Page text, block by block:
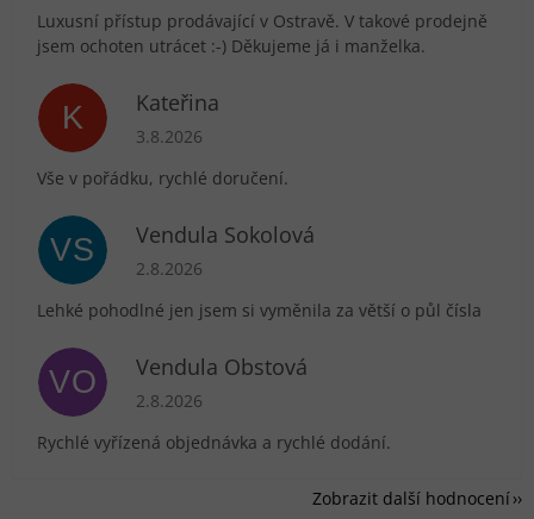
Luxusní přístup prodávající v Ostravě. V takové prodejně
jsem ochoten utrácet :-) Děkujeme já i manželka.
K Kateřina
Hodnocení obchodu je 5 z 5 hvězdiček.
3.8.2026
Vše v pořádku, rychlé doručení.
VS Vendula Sokolová
Hodnocení obchodu je 5 z 5 hvězdiček.
2.8.2026
Lehké pohodlné jen jsem si vyměnila za větší o půl čísla
VO Vendula Obstová
Hodnocení obchodu je 5 z 5 hvězdiček.
2.8.2026
Rychlé vyřízená objednávka a rychlé dodání.
Zobrazit další hodnocení